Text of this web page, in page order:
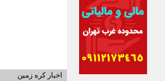
اخبار کره زمین